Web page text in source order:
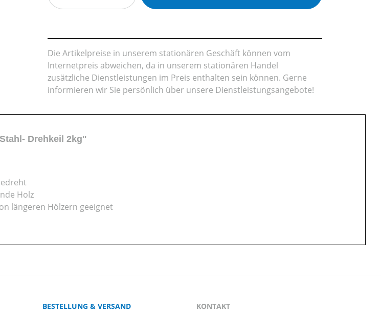
Die Artikelpreise in unserem stationären Geschäft können vom
Internetpreis abweichen, da in unserem stationären Handel
zusätzliche Dienstleistungen im Preis enthalten sein können. Gerne
informieren wir Sie persönlich über unsere Dienstleistungsangebote!
Drehkeil 2kg"
Holz
längeren Hölzern geeignet
BESTELLUNG & VERSAND
KONTAKT